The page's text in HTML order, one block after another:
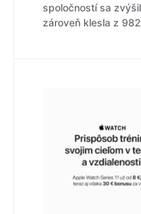
spoločností sa
zároveň klesla z